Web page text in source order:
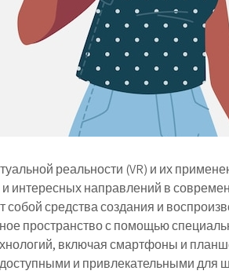
реальности (VR) и их
интересных направлений в
собой средства создания и
пространство с помощью
включая смартфоны и
и привлекательными для